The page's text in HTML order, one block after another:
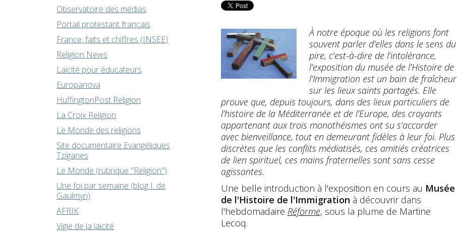
Observatoire des médias
Portail protestant français
France, faits et chiffres (INSEE)
Religion News
Laïcité pour éducateurs
Europanova
HuffingtonPost Religion
La Croix Religion
Le Monde des religions
Site documentaire Evangéliques
Tziganes
Le Monde (rubrique "Religion")
Une foi par semaine (blog I. de
Gaulmyn)
AFRIK
Vigie de la laïcité
À notre époque où les religions font
souvent parler d’elles dans le sens du
pire, c’est-à-dire de l’intolérance,
l’exposition du musée de l’Histoire de
l’Immigration est un bain de fraîcheur
sur les lieux saints partagés. Elle
prouve que, depuis toujours, dans des lieux particuliers de
l’histoire de la Méditerranée et de l’Europe, des croyants
appartenant aux trois monothéismes ont su s’accorder
avec bienveillance, tout en demeurant fidèles à leur foi. Plus
discrètes que les conflits médiatisés, ces amitiés créatrices
de lien spirituel, ces mains fraternelles sont sans cesse
agissantes.
Une belle introduction à l'exposition en cours au Musée
de l'Histoire de l'Immigration à découvrir dans
l'hebdomadaire Réforme, sous la plume de Martine
Lecoq.